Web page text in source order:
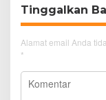
Tinggalkan
Alamat email Anda
*